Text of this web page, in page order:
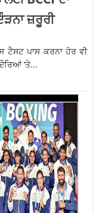
ਜ਼ਰੂਰੀ
ਟੈਸਟ ਪਾਸ ਕਰਨਾ ਹੋਰ ਵੀ
‘ਤੇ...